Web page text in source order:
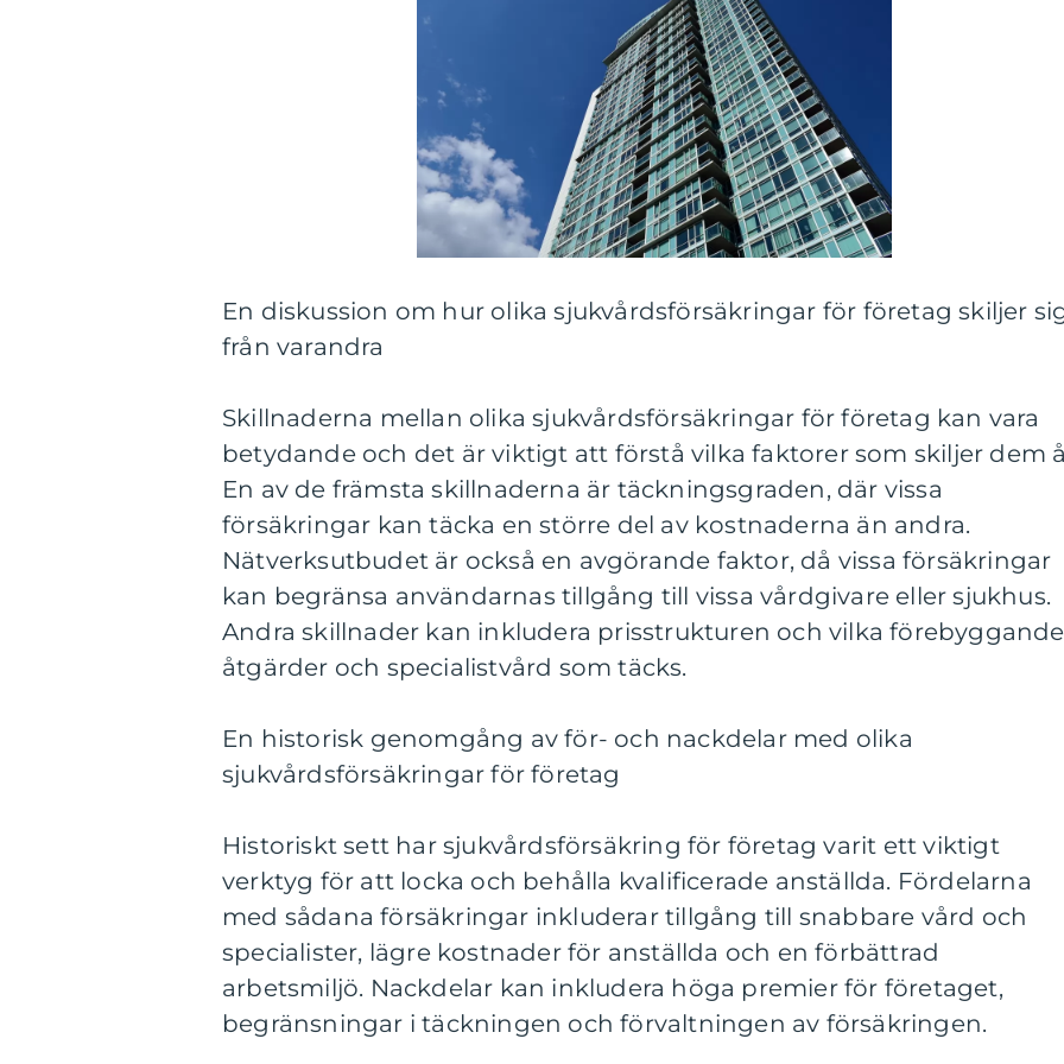
En diskussion om hur olika sjukvårdsförsäkringar för företag skiljer
från varandra
Skillnaderna mellan olika sjukvårdsförsäkringar för företag kan vara
betydande och det är viktigt att förstå vilka faktorer som skiljer dem
En av de främsta skillnaderna är täckningsgraden, där vissa
försäkringar kan täcka en större del av kostnaderna än andra.
Nätverksutbudet är också en avgörande faktor, då vissa försäkringar
kan begränsa användarnas tillgång till vissa vårdgivare eller sjukhus.
Andra skillnader kan inkludera prisstrukturen och vilka förebyggande
åtgärder och specialistvård som täcks.
En historisk genomgång av för- och nackdelar med olika
sjukvårdsförsäkringar för företag
Historiskt sett har sjukvårdsförsäkring för företag varit ett viktigt
verktyg för att locka och behålla kvalificerade anställda. Fördelarna
med sådana försäkringar inkluderar tillgång till snabbare vård och
specialister, lägre kostnader för anställda och en förbättrad
arbetsmiljö. Nackdelar kan inkludera höga premier för företaget,
begränsningar i täckningen och förvaltningen av försäkringen.